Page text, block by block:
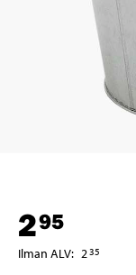
295
Ilman ALV: 235